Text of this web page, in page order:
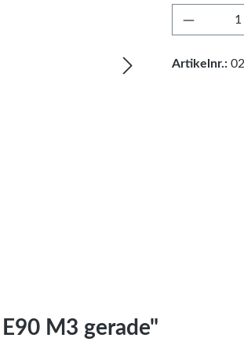
Artikelnr.:
M3 gerade"